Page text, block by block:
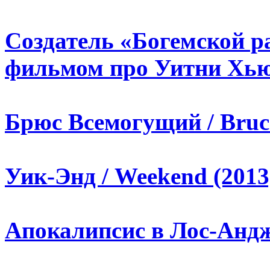
Создатель «Богемской
фильмом про Уитни
Брюс Всемогущий /
Уик-Энд / Weekend
Апокалипсис в Лос-